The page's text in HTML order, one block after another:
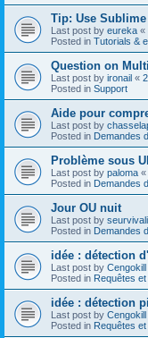
Tip: Use
Last post by eureka «
Posted in Tutorials &
Question on
Last post by ironail «
Posted in Support
Aide pour
Last post by
Posted in Demandes
Problème sous
Last post by paloma «
Posted in Demandes
Jour OU nuit
Last post by
Posted in Demandes
idée : détection
Last post by Cengokill
Posted in Requêtes et
idée : détection
Last post by Cengokill
Posted in Requêtes et